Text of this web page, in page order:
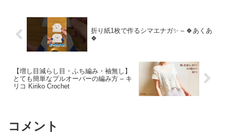
折り紙1枚で作るシマエナガ✨️ – 🍀あくあ
🍀
【増し目減らし目・ふち編み・袖無し】
とても簡単なプルオーバーの編み方 – キ
リコ Kiriko Crochet
コメント